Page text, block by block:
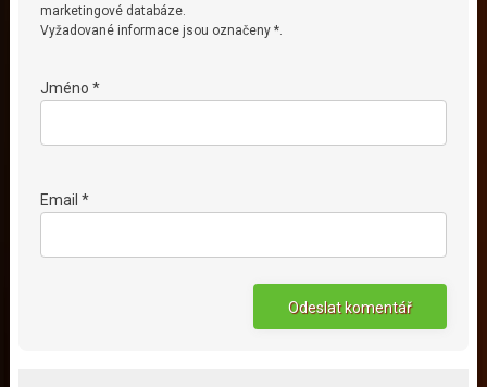
marketingové databáze.
Vyžadované informace jsou označeny *.
Jméno *
Email *